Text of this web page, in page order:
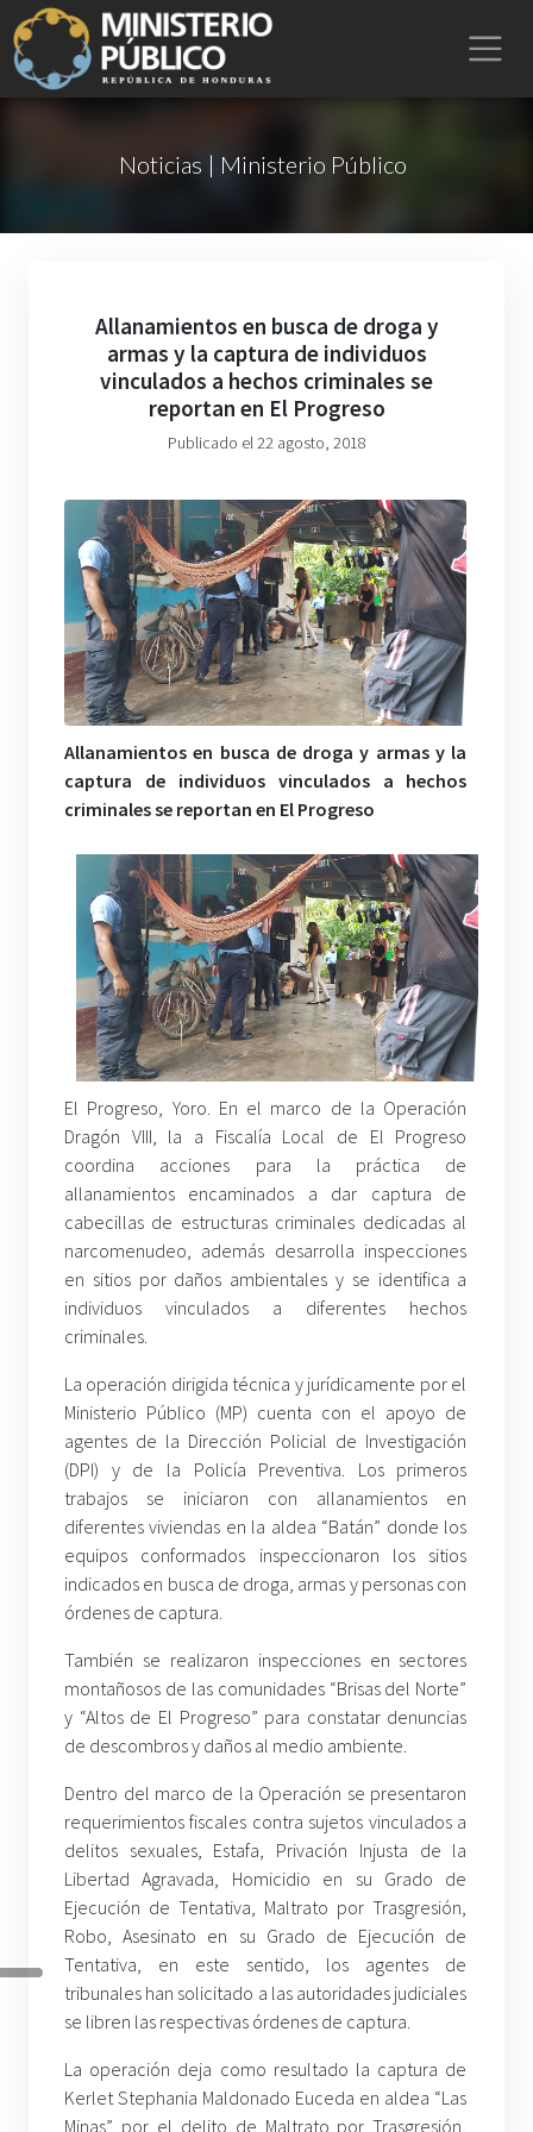
Noticias | Ministerio Público
Allanamientos en busca de droga y
armas y la captura de individuos
vinculados a hechos criminales se
reportan en El Progreso
Publicado el 22 agosto, 2018
Allanamientos en busca de droga y armas y la
captura de individuos vinculados a hechos
criminales se reportan en El Progreso
El Progreso, Yoro. En el marco de la Operación
Dragón VIII, la a Fiscalía Local de El Progreso
coordina acciones para la práctica de
allanamientos encaminados a dar captura de
cabecillas de estructuras criminales dedicadas al
narcomenudeo, además desarrolla inspecciones
en sitios por daños ambientales y se identifica a
individuos vinculados a diferentes hechos
criminales.
La operación dirigida técnica y jurídicamente por el
Ministerio Público (MP) cuenta con el apoyo de
agentes de la Dirección Policial de Investigación
(DPI) y de la Policía Preventiva. Los primeros
trabajos se iniciaron con allanamientos en
diferentes viviendas en la aldea “Batán” donde los
equipos conformados inspeccionaron los sitios
indicados en busca de droga, armas y personas con
órdenes de captura.
También se realizaron inspecciones en sectores
montañosos de las comunidades “Brisas del Norte”
y “Altos de El Progreso” para constatar denuncias
de descombros y daños al medio ambiente.
Dentro del marco de la Operación se presentaron
requerimientos fiscales contra sujetos vinculados a
delitos sexuales, Estafa, Privación Injusta de la
Libertad Agravada, Homicidio en su Grado de
Ejecución de Tentativa, Maltrato por Trasgresión,
Robo, Asesinato en su Grado de Ejecución de
Tentativa, en este sentido, los agentes de
tribunales han solicitado a las autoridades judiciales
se libren las respectivas órdenes de captura.
La operación deja como resultado la captura de
Kerlet Stephania Maldonado Euceda en aldea “Las
Minas” por el delito de Maltrato por Trasgresión,